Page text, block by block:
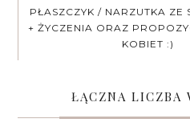
PŁASZCZYK / NARZUTKA ZE
+ ŻYCZENIA ORAZ
KOBIET :)
ŁĄCZNA LICZBA